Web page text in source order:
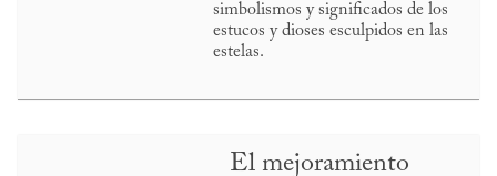
simbolismos y significados de los
estucos y dioses esculpidos en las
estelas.
El mejoramiento